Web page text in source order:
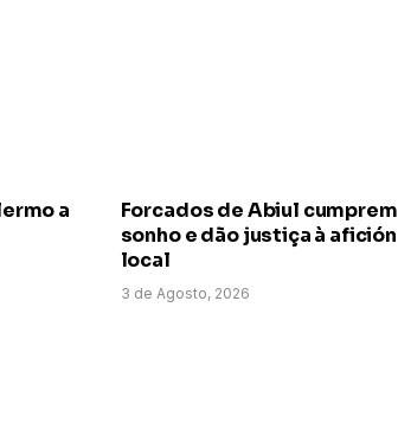
a
Forcados de Abiul cumprem
sonho e dão justiça à afición
local
3 de Agosto, 2026